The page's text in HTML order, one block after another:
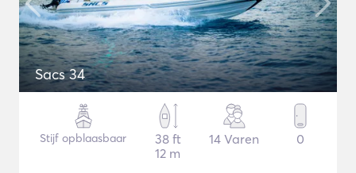
Sacs 34
Stijf opblaasbaar
38 ft
12 m
14 Varen 0